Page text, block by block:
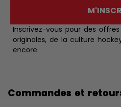
Inscrivez-vous pour des
originales, de la culture
encore.
Commandes et